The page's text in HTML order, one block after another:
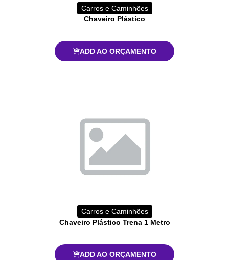
Carros e Caminhões
Chaveiro Plástico
ADD AO ORÇAMENTO
Carros e Caminhões
Chaveiro Plástico Trena 1 Metro
ADD AO ORÇAMENTO